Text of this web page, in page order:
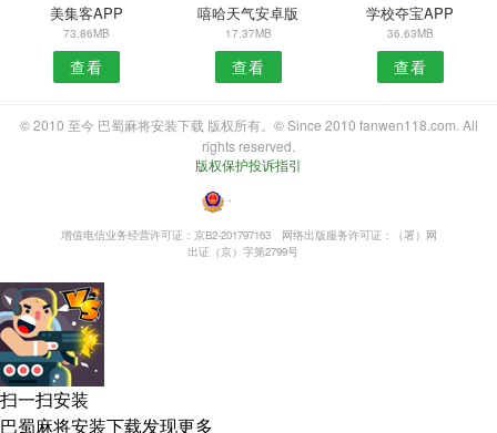
美集客APP
73.86MB
查看
嘻哈天气安卓版
17.37MB
查看
学校夺宝APP
36.63MB
查看
© 2010 至今 巴蜀麻将安装下载 版权所有。© Since 2010 fanwen118.com. All
rights reserved.
版权保护投诉指引
・
增值电信业务经营许可证：京B2-201797163
网络出版服务许可证：（署）网
出证（京）字第2799号
扫一扫安装
巴蜀麻将安装下载发现更多